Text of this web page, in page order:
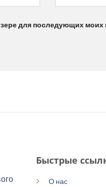
для последующих моих
Быстрые
О нас